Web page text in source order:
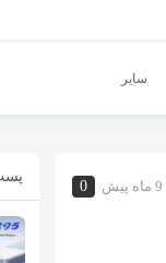
سایر
9 ماه پیش 0